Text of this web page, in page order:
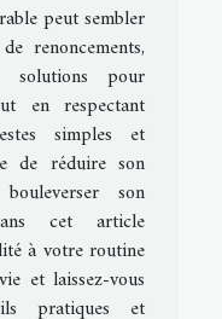
peut sembler
renoncements,
solutions pour
en respectant
simples et
de réduire son
son
cet article
à votre routine
et laissez-vous
pratiques et